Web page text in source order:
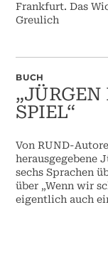
Frankfurt. Das
Greulich
BUCH
„JÜRGEN
SPIEL“
Von RUND-
herausgegebene
sechs Sprachen
über „Wenn wir
eigentlich auch